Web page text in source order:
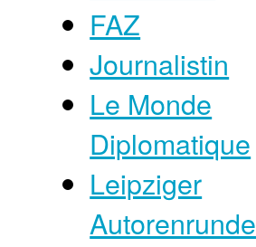
FAZ
Journalistin
Le Monde
Diplomatique
Leipziger
Autorenrunde